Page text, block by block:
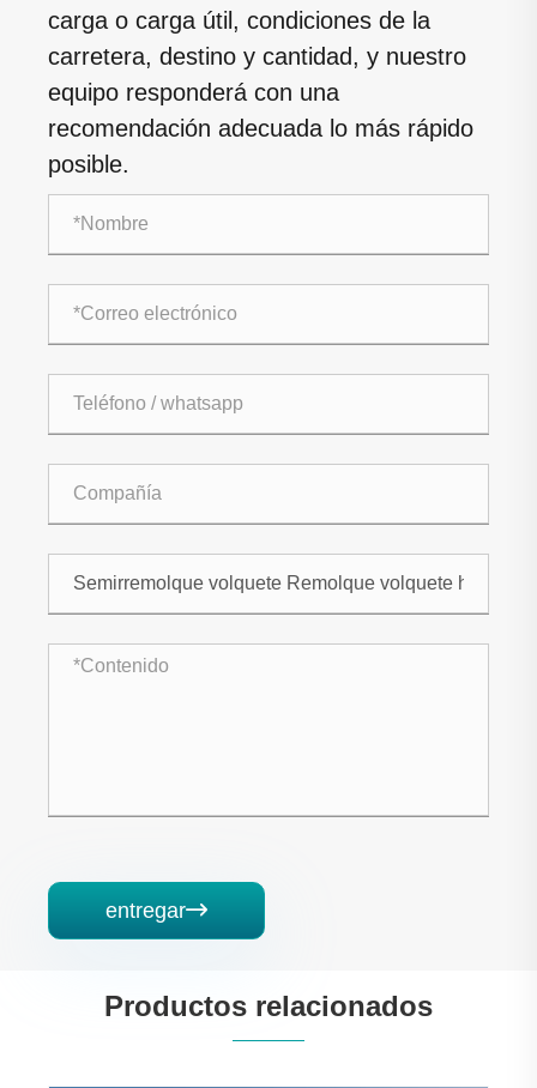
carga o carga útil, condiciones de la
carretera, destino y cantidad, y nuestro
equipo responderá con una
recomendación adecuada lo más rápido
posible.
entregar
Productos relacionados